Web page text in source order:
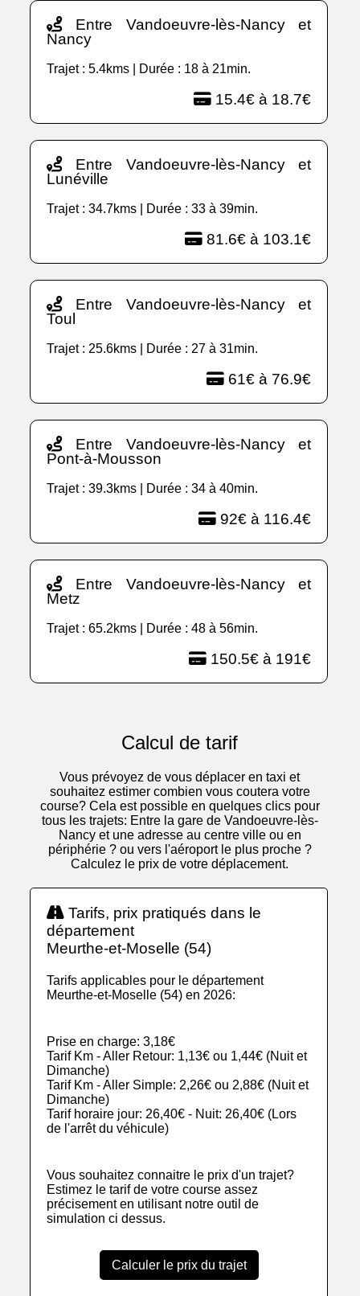
Entre Vandoeuvre-lès-Nancy et
Nancy
Trajet : 5.4kms | Durée : 18 à 21min.
15.4€ à 18.7€
Entre Vandoeuvre-lès-Nancy et
Lunéville
Trajet : 34.7kms | Durée : 33 à 39min.
81.6€ à 103.1€
Entre Vandoeuvre-lès-Nancy et
Toul
Trajet : 25.6kms | Durée : 27 à 31min.
61€ à 76.9€
Entre Vandoeuvre-lès-Nancy et
Pont-à-Mousson
Trajet : 39.3kms | Durée : 34 à 40min.
92€ à 116.4€
Entre Vandoeuvre-lès-Nancy et
Metz
Trajet : 65.2kms | Durée : 48 à 56min.
150.5€ à 191€
Calcul de tarif
Vous prévoyez de vous déplacer en taxi et
souhaitez estimer combien vous coutera votre
course? Cela est possible en quelques clics pour
tous les trajets: Entre la gare de Vandoeuvre-lès-
Nancy et une adresse au centre ville ou en
périphérie ? ou vers l'aéroport le plus proche ?
Calculez le prix de votre déplacement.
Tarifs, prix pratiqués dans le
département
Meurthe-et-Moselle (54)
Tarifs applicables pour le département
Meurthe-et-Moselle (54) en 2026:
Prise en charge: 3,18€
Tarif Km - Aller Retour: 1,13€ ou 1,44€ (Nuit et
Dimanche)
Tarif Km - Aller Simple: 2,26€ ou 2,88€ (Nuit et
Dimanche)
Tarif horaire jour: 26,40€ - Nuit: 26,40€ (Lors
de l'arrêt du véhicule)
Vous souhaitez connaitre le prix d'un trajet?
Estimez le tarif de votre course assez
précisement en utilisant notre outil de
simulation ci dessus.
Calculer le prix du trajet